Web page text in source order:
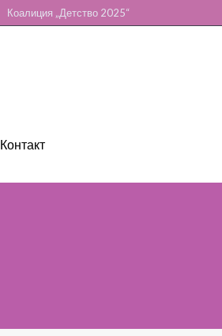
Коалиция „Детство 2025“
Контакт